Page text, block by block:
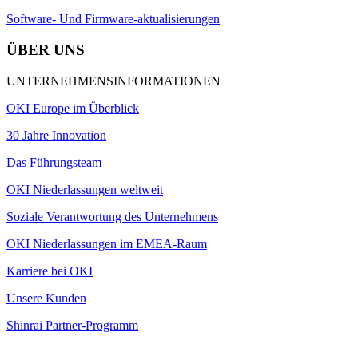
Software- Und Firmware-aktualisierungen
ÜBER UNS
UNTERNEHMENSINFORMATIONEN
OKI Europe im Überblick
30 Jahre Innovation
Das Führungsteam
OKI Niederlassungen weltweit
Soziale Verantwortung des Unternehmens
OKI Niederlassungen im EMEA-Raum
Karriere bei OKI
Unsere Kunden
Shinrai Partner-Programm